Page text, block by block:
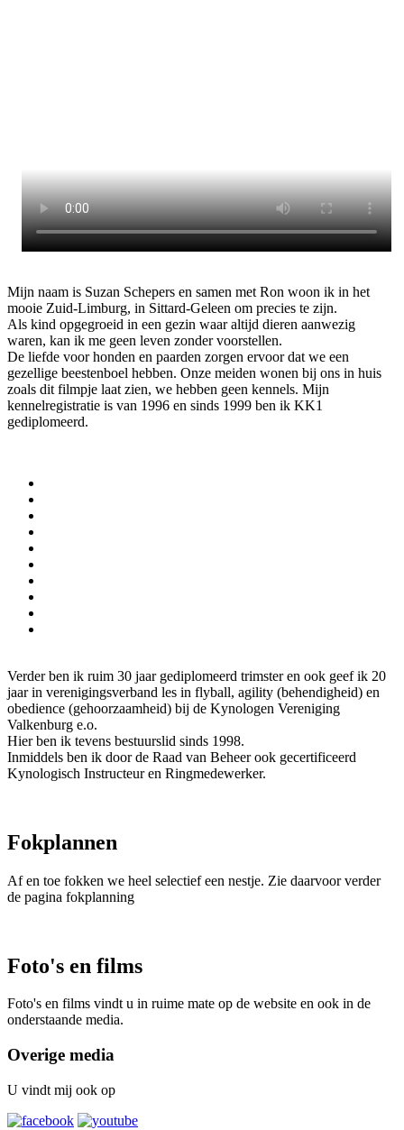
Mijn naam is Suzan Schepers en samen met Ron woon ik in het
mooie Zuid-Limburg, in Sittard-Geleen om precies te zijn.
Als kind opgegroeid in een gezin waar altijd dieren aanwezig
waren, kan ik me geen leven zonder voorstellen.
De liefde voor honden en paarden zorgen ervoor dat we een
gezellige beestenboel hebben. Onze meiden wonen bij ons in huis
zoals dit filmpje laat zien, we hebben geen kennels. Mijn
kennelregistratie is van 1996 en sinds 1999 ben ik KK1
gediplomeerd.
Verder ben ik ruim 30 jaar gediplomeerd trimster en ook geef ik 20
jaar in verenigingsverband les in flyball, agility (behendigheid) en
obedience (gehoorzaamheid) bij de Kynologen Vereniging
Valkenburg e.o.
Hier ben ik tevens bestuurslid sinds 1998.
Inmiddels ben ik door de Raad van Beheer ook gecertificeerd
Kynologisch Instructeur en Ringmedewerker.
Fokplannen
Af en toe fokken we heel selectief een nestje. Zie daarvoor verder
de pagina fokplanning
Foto's en films
Foto's en films vindt u in ruime mate op de website en ook in de
onderstaande media.
Overige media
U vindt mij ook op